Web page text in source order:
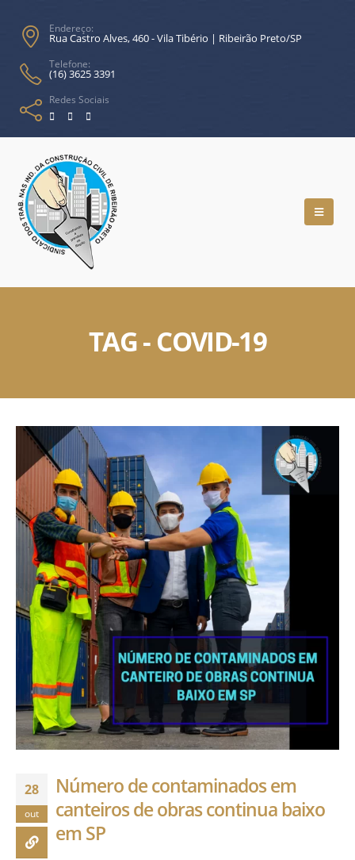
Endereço:
Rua Castro Alves, 460 - Vila Tibério | Ribeirão Preto/SP
Telefone:
(16) 3625 3391
Redes Sociais
TAG - COVID-19
28
out
Número de contaminados em
canteiros de obras continua baixo
em SP